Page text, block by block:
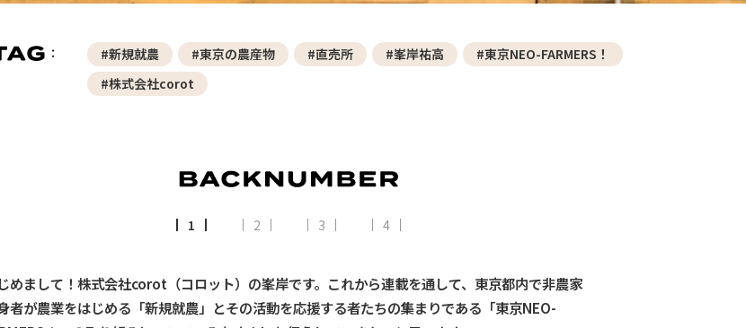
#新規就農 #東京の農産物 #直売所 #峯岸祐高
#東京NEO-FARMERS！
#株式会社corot
1 2 3 4
めまして！株式会社corot（コロット）の峯岸です。これから連載を通して、東京都内で非農家
者が農業をはじめる「新規就農」とその活動を応援する者たちの集まりである「東京NEO-